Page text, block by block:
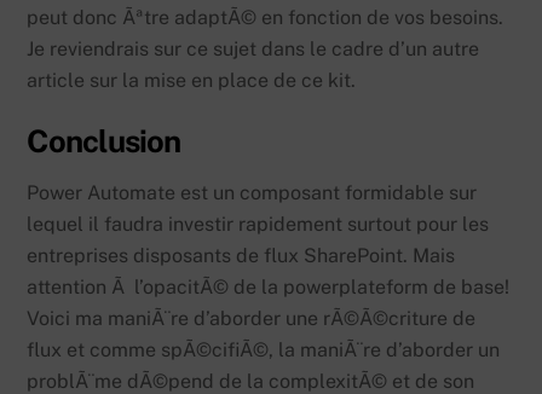
peut donc Ãªtre adaptÃ© en fonction de vos besoins.
Je reviendrais sur ce sujet dans le cadre d’un autre
article sur la mise en place de ce kit.
Conclusion
Power Automate est un composant formidable sur
lequel il faudra investir rapidement surtout pour les
entreprises disposants de flux SharePoint. Mais
attention Ã l’opacitÃ© de la powerplateform de base!
Voici ma maniÃ¨re d’aborder une rÃ©Ã©criture de
flux et comme spÃ©cifiÃ©, la maniÃ¨re d’aborder un
problÃ¨me dÃ©pend de la complexitÃ© et de son